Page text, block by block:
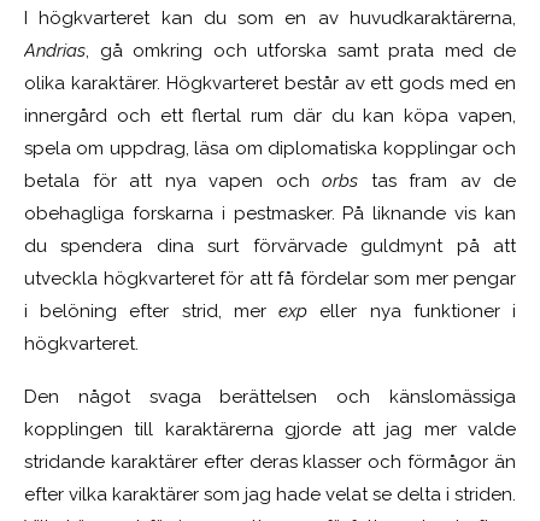
I högkvarteret kan du som en av huvudkaraktärerna,
Andrias, gå omkring och utforska samt prata med de
olika karaktärer. Högkvarteret består av ett gods med en
innergård och ett flertal rum där du kan köpa vapen,
spela om uppdrag, läsa om diplomatiska kopplingar och
betala för att nya vapen och orbs tas fram av de
obehagliga forskarna i pestmasker. På liknande vis kan
du spendera dina surt förvärvade guldmynt på att
utveckla högkvarteret för att få fördelar som mer pengar
i belöning efter strid, merexp eller nya funktioner i
högkvarteret.
Den något svaga berättelsen och känslomässiga
kopplingen till karaktärerna gjorde att jag mer valde
stridande karaktärer efter deras klasser och förmågor än
efter vilka karaktärer som jag hade velat se delta i striden.